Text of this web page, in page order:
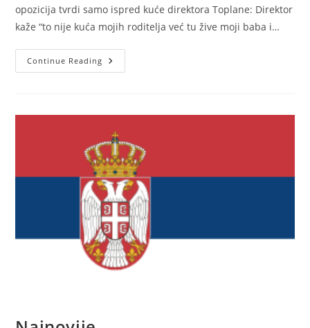
opozicija tvrdi samo ispred kuće direktora Toplane: Direktor
kaže “to nije kuća mojih roditelja već tu žive moji baba i…
Continue Reading
Namirnica